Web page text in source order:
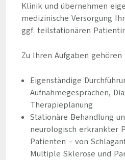
Klinik und übernehmen
medizinische Versorgung
ggf. teilstationären
Zu Ihren Aufgaben gehören
Eigenständige
Aufnahmegesprächen,
Therapieplanung
Stationäre Behandlung
neurologisch erkrankter
Patienten – von
Multiple Sklerose und